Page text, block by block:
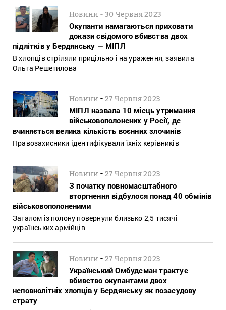
Новини -30 Червня 2023
Окупанти намагаються приховати
докази свідомого вбивства двох
підлітків у Бердянську — МІПЛ
В хлопців стріляли прицільно і на ураження, заявила
Ольга Решетилова
Новини -27 Червня 2023
МІПЛ назвала 10 місць утримання
військовополонених у Росії, де
вчиняється велика кількість воєнних злочинів
Правозахисники ідентифікували їхніх керівників
Новини -27 Червня 2023
З початку повномасштабного
вторгнення відбулося понад 40 обмінів
військовополоненими
Загалом із полону повернули близько 2,5 тисячі
українських армійців
Новини -27 Червня 2023
Український Омбудсман трактує
вбивство окупантами двох
неповнолітніх хлопців у Бердянську як позасудову
страту